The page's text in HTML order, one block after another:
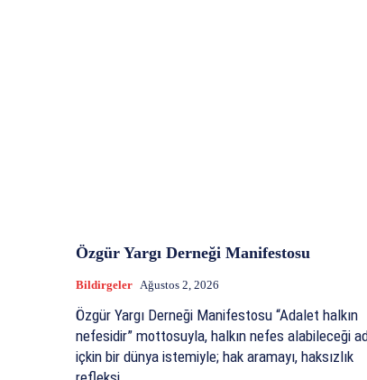
Özgür Yargı Derneği Manifestosu
Bildirgeler Ağustos 2, 2026
Özgür Yargı Derneği Manifestosu “Adalet halkın
nefesidir” mottosuyla, halkın nefes alabileceği
içkin bir dünya istemiyle; hak aramayı, haksızlık